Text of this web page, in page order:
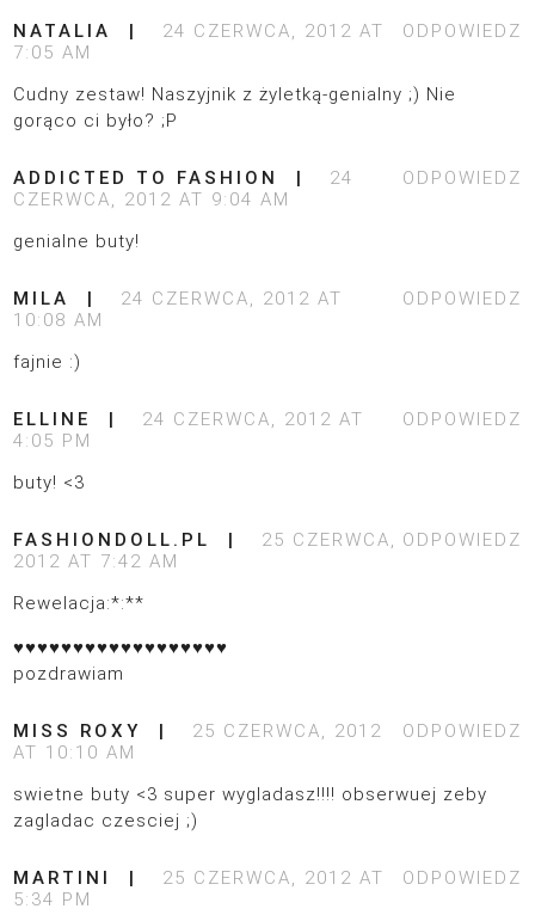
ODPOWIEDZ
NATALIA
24 CZERWCA, 2012 AT
7:05 AM
Cudny zestaw! Naszyjnik z żyletką-genialny ;) Nie
gorąco ci było? ;P
ODPOWIEDZ
ADDICTED TO FASHION
24
CZERWCA, 2012 AT 9:04 AM
genialne buty!
ODPOWIEDZ
MILA
24 CZERWCA, 2012 AT
10:08 AM
fajnie :)
ODPOWIEDZ
ELLINE
24 CZERWCA, 2012 AT
4:05 PM
buty! <3
ODPOWIEDZ
FASHIONDOLL.PL
25 CZERWCA,
2012 AT 7:42 AM
Rewelacja:*:**
♥♥♥♥♥♥♥♥♥♥♥♥♥♥♥♥♥♥
pozdrawiam
ODPOWIEDZ
MISS ROXY
25 CZERWCA, 2012
AT 10:10 AM
swietne buty <3 super wygladasz!!!! obserwuej zeby
zagladac czesciej ;)
ODPOWIEDZ
MARTINI
25 CZERWCA, 2012 AT
5:34 PM